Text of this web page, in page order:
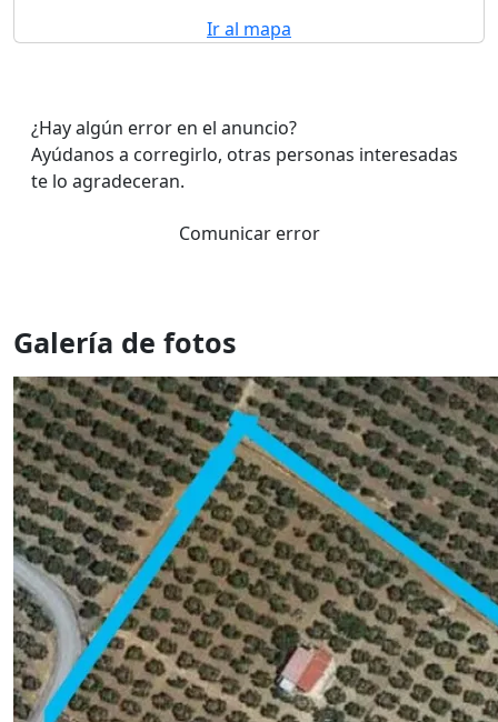
Ir al mapa
¿Hay algún error en el anuncio?
Ayúdanos a corregirlo, otras personas interesadas
te lo agradeceran.
Comunicar error
Galería de fotos